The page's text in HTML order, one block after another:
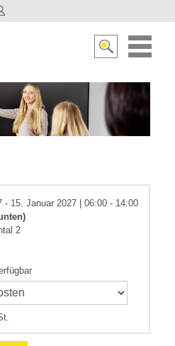
Suche
- 15. Januar 2027 | 06:00 - 14:00
2